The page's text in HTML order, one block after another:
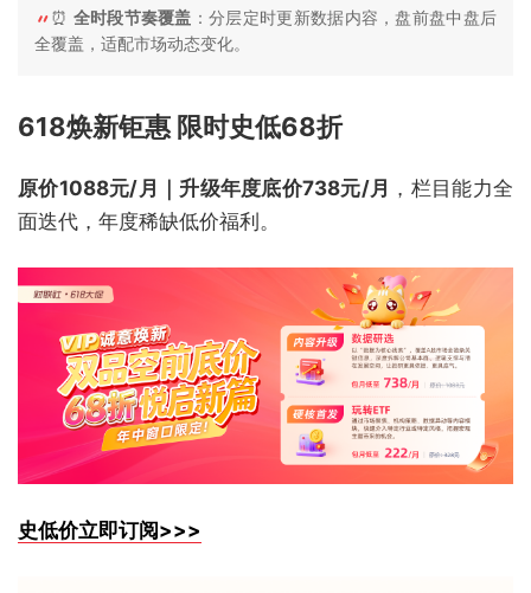
⏰ 全时段节奏覆盖 ：分层定时更新数据内容，盘前盘中盘后
全覆盖，适配市场动态变化。
618焕新钜惠 限时史低68折
原价1088元/月｜升级年度底价738元/月 ，栏目能力全
面迭代，年度稀缺低价福利。
史低价立即订阅>>>